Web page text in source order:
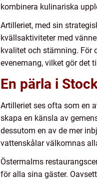
kombinera kulinariska
Artilleriet, med sin
kvällsaktiviteter med
kvalitet och stämning. För
evenemang, vilket gör det
En pärla i
Artilleriet ses ofta som en
skapa en känsla av
dessutom en av de mer
vattenskålar välkomnas
Östermalms
för alla sina gäster.